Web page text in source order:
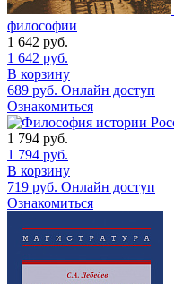
философии
1 642 руб.
1 642 руб.
В корзину
689 руб. Онлайн доступ
Ознакомиться
1 794 руб.
1 794 руб.
В корзину
719 руб. Онлайн доступ
Ознакомиться